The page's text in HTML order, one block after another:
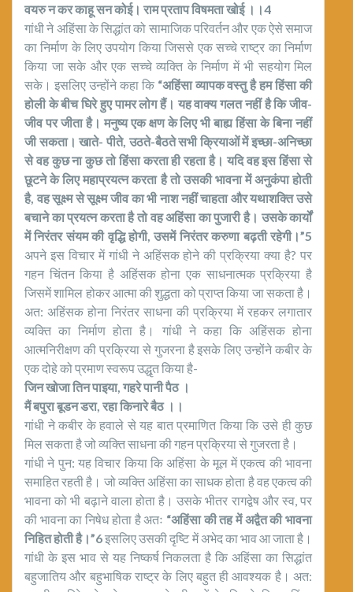
वयरु न कर काहू सन कोई। राम प्रताप विषमता खोई ।।4
गांधी ने अहिंसा के सिद्धांत को सामाजिक परिवर्तन और एक ऐसे समाज
का निर्माण के लिए उपयोग किया जिससे एक सच्चे राष्ट्र का निर्माण
किया जा सके और एक सच्चे व्यक्ति के निर्माण में भी सहयोग मिल
सके। इसलिए उन्होंने कहा कि “अहिंसा व्यापक वस्तु है हम हिंसा की
होली के बीच घिरे हुए पामर लोग हैं। यह वाक्य गलत नहीं है कि जीव-
जीव पर जीता है। मनुष्य एक क्षण के लिए भी बाह्य हिंसा के बिना नहीं
जी सकता। खाते- पीते, उठते-बैठते सभी क्रियाओं में इच्छा-अनिच्छा
से वह कुछ ना कुछ तो हिंसा करता ही रहता है। यदि वह इस हिंसा से
छूटने के लिए महाप्रयत्न करता है तो उसकी भावना में अनुकंपा होती
है, वह सूक्ष्म से सूक्ष्म जीव का भी नाश नहीं चाहता और यथाशक्ति उसे
बचाने का प्रयत्न करता है तो वह अहिंसा का पुजारी है। उसके कार्यों
में निरंतर संयम की वृद्धि होगी, उसमें निरंतर करुणा बढ़ती रहेगी।”5
अपने इस विचार में गांधी ने अहिंसक होने की प्रक्रिया क्या है? पर
गहन चिंतन किया है अहिंसक होना एक साधनात्मक प्रक्रिया है
जिसमें शामिल होकर आत्मा की शुद्धता को प्राप्त किया जा सकता है।
अत: अहिंसक होना निरंतर साधना की प्रक्रिया में रहकर लगातार
व्यक्ति का निर्माण होता है। गांधी ने कहा कि अहिंसक होना
आत्मनिरीक्षण की प्रक्रिया से गुजरना है इसके लिए उन्होंने कबीर के
एक दोहे को प्रमाण स्वरूप उद्धृत किया है-
जिन खोजा तिन पाइया, गहरे पानी पैठ ।
मैं बपुरा बूडन डरा, रहा किनारे बैठ ।।
गांधी ने कबीर के हवाले से यह बात प्रमाणित किया कि उसे ही कुछ
मिल सकता है जो व्यक्ति साधना की गहन प्रक्रिया से गुजरता है।
गांधी ने पुन: यह विचार किया कि अहिंसा के मूल में एकत्व की भावना
समाहित रहती है। जो व्यक्ति अहिंसा का साधक होता है वह एकत्व की
भावना को भी बढ़ाने वाला होता है। उसके भीतर रागद्वेष और स्व, पर
की भावना का निषेध होता है अतः “अहिंसा की तह में अद्वैत की भावना
निहित होती है।”6इसलिए उसकी दृष्टि में अभेद का भाव आ जाता है।
गांधी के इस भाव से यह निष्कर्ष निकलता है कि अहिंसा का सिद्धांत
बहुजातिय और बहुभाषिक राष्ट्र के लिए बहुत ही आवश्यक है। अत: